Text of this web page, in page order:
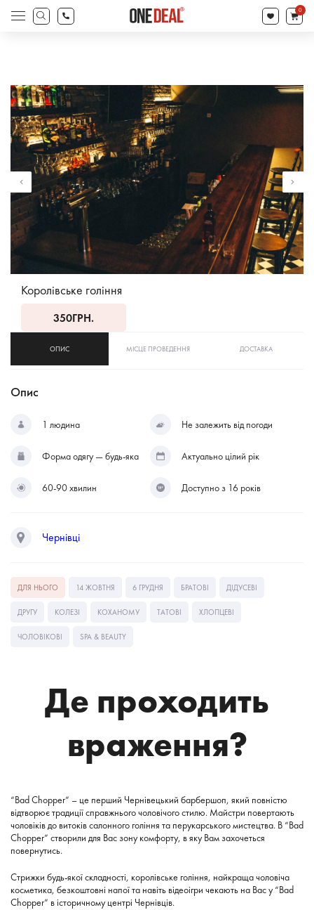
search
Products
search
0
Королівське гоління
350ГРН.
ОПИС МІСЦЕ ПРОВЕДЕННЯ ДОСТАВКА
Опис
1 людина Не залежить від погоди
Форма одягу — будь-яка Актуально цілий рік
60-90 хвилин Доступно з 16 років
Чернівці
ДЛЯ НЬОГО 14 ЖОВТНЯ 6 ГРУДНЯ БРАТОВІ ДІДУСЕВІ
ДРУГУ КОЛЕЗІ КОХАНОМУ ТАТОВІ ХЛОПЦЕВІ
ЧОЛОВІКОВІ SPA & BEAUTY
Де проходить
враження?
“Bad Chopper” – це перший Чернівецький барбершоп, який повністю
відтворює традиції справжнього чоловічого стилю. Майстри повертають
чоловіків до витоків салонного гоління та перукарського мистецтва. В “Bad
Chopper” створили для Вас зону комфорту, в яку Вам захочеться
повернутись.
Стрижки будь-якої складності, королівське гоління, найкраща чоловіча
косметика, безкоштовні напої та навіть відеоігри чекають на Вас у “Bad
Chopper” в історичному центрі Чернівців.